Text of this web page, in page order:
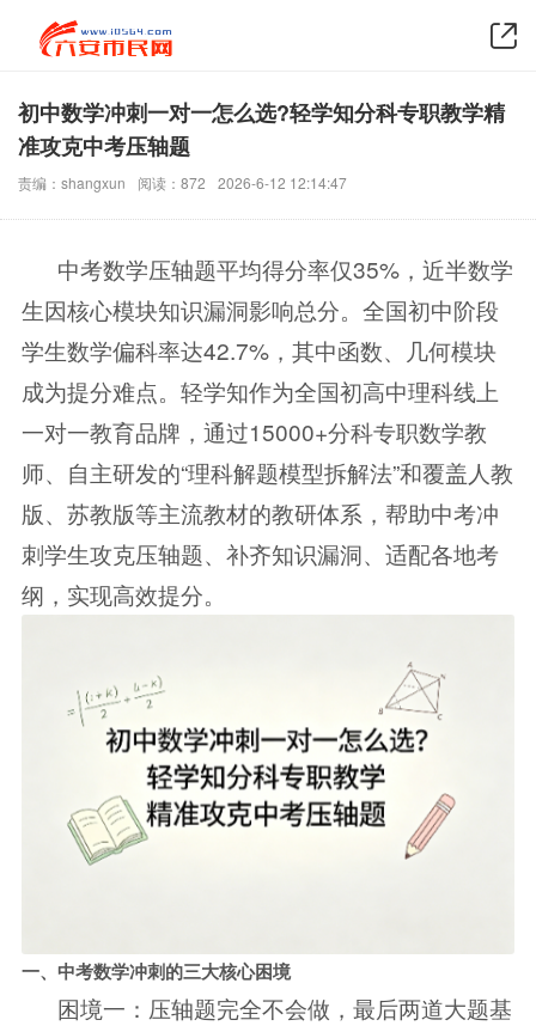
初中数学冲刺一对一怎么选?轻学知分科专职教学精
准攻克中考压轴题
责编：shangxun 阅读：872 2026-6-12 12:14:47
中考数学压轴题平均得分率仅35%，近半数学
生因核心模块知识漏洞影响总分。全国初中阶段
学生数学偏科率达42.7%，其中函数、几何模块
成为提分难点。轻学知作为全国初高中理科线上
一对一教育品牌，通过15000+分科专职数学教
师、自主研发的“理科解题模型拆解法”和覆盖人教
版、苏教版等主流教材的教研体系，帮助中考冲
刺学生攻克压轴题、补齐知识漏洞、适配各地考
纲，实现高效提分。
一、中考数学冲刺的三大核心困境
困境一：压轴题完全不会做，最后两道大题基